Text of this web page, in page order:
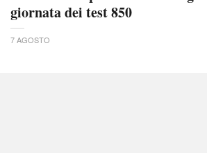
giornata dei test 850
7 AGOSTO